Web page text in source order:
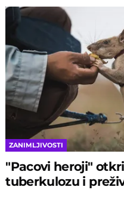
ZANIMLJIVOSTI
"Pacovi heroji"
tuberkulozu i